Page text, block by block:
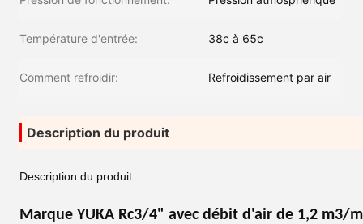
Température d'entrée: 38c à 65c
Comment refroidir: Refroidissement par air
Description du produit
Description du produit
Marque YUKA Rc3/4" avec débit d'air de 1,2 m3/